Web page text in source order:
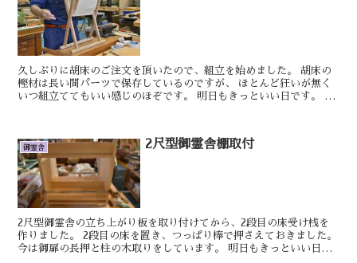
久しぶりに胡床のご注文を頂いたので、組立を始めました。 胡床の
樫材は長い間パーツで保存しているのですが、 ほとんど狂いが無く
いつ組立ててもいい感じのほぞです。 明日もきっといい日です。 お
御霊舎 2尺型御霊舎棚取付
2尺型御霊舎の立ち上がり板を取り付けてから、2段目の床受け桟を
作りました。 2段目の床を置き、つっぱり棒で押さえておきました。
今は御扉の長押と柱の木取りをしています。 明日もきっといい日で